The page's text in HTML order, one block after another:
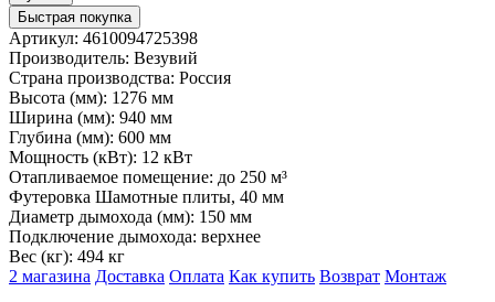
Быстрая покупка
Артикул: 4610094725398
Производитель: Везувий
Страна производства: Россия
Высота (мм): 1276 мм
Ширина (мм): 940 мм
Глубина (мм): 600 мм
Мощность (кВт): 12 кВт
Отапливаемое помещение: до 250 м³
Футеровка Шамотные плиты, 40 мм
Диаметр дымохода (мм): 150 мм
Подключение дымохода: верхнее
Вес (кг): 494 кг
2 магазина Доставка Оплата Как купить Возврат Монтаж